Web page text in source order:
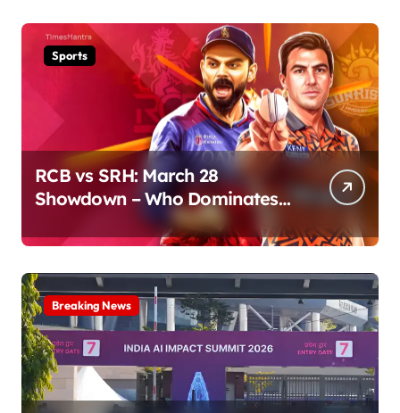
Sports
RCB vs SRH: March 28
Showdown – Who Dominates
Breaking News